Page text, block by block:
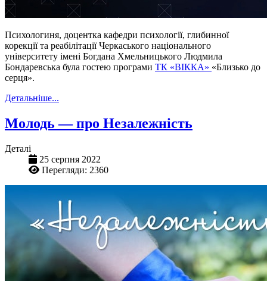
Психологиня, доцентка кафедри психології, глибинної
корекції та реабілітації Черкаського національного
університету імені Богдана Хмельницького Людмила
Бондаревська була гостею програми ТК «ВІККА» «Близько до
серця».
Детальніше...
Молодь — про Незалежність
Деталі
25 серпня 2022
Перегляди: 2360